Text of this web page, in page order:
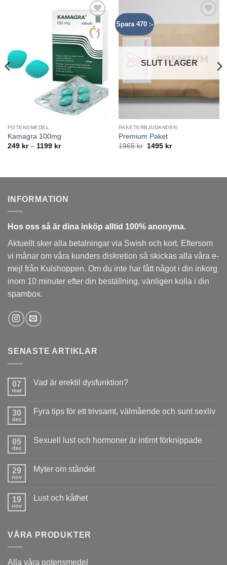
Add to
wishlist
POTENSMEDEL
Kamagra 100mg
249 kr – 1199 krPrisintervall:
Spara 470 :-
Add to
SLUT I LAGER
PAKETERBJUDANDEN
Premium Paket
1965kr
Det
1495 krDet
INFORMATION
Hos oss så är dina inköp alltid 100% anonyma.
Aktuellt sker alla betalningar via Swish och kort. Eftersom
vi månar om våra kunders diskretion så skickas alla våra e-
mejl från Kulshoppen. Om du inte har fått något i din inkorg
inom 10 minuter efter din beställning, vänligen kolla i din
spambox.
SENASTE ARTIKLAR
07
mar
Vad är erektil dysfunktion?
Vad
30
dec
Fyra tips för ett trivsamt, välmående och sunt sexliv
Fyra
trivsamt,
välmående
05
dec
Sexuell lust och hormoner är intimt förknippade
Sexuell
är
intimt
29
nov
Myter om ståndet
Myter
19
nov
Lust och kåthet
och
VÅRA PRODUKTER
A lla våra potensmedel